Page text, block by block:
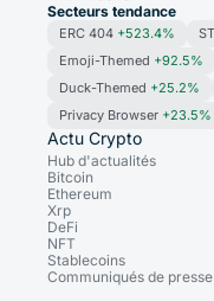
Secteurs tendance
ERC 404 +523.4%
Emoji-Themed +92.5%
Duck-Themed +25.2%
Privacy Browser +23.5%
Actu Crypto
Hub d'actualités
Bitcoin
Ethereum
Xrp
DeFi
NFT
Stablecoins
Communiqués de presse